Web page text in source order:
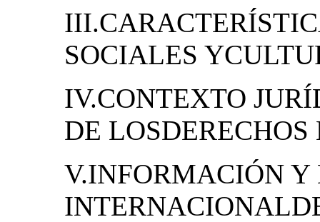
SOCIALES
IV.CONTEXTO
DE
V.INFORMACIÓN Y